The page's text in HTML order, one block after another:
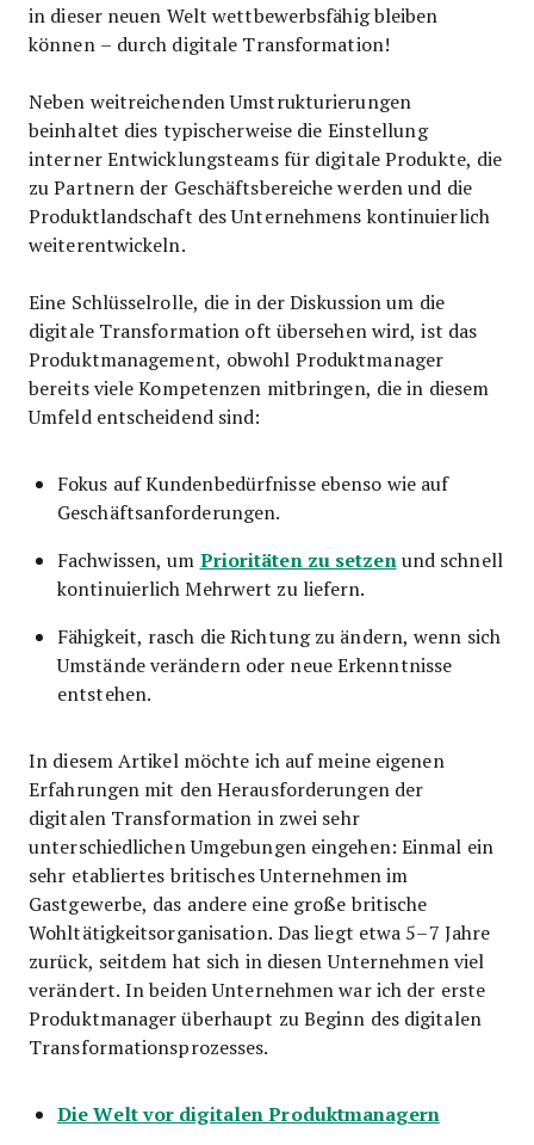
in dieser neuen Welt wettbewerbsfähig bleiben
können – durch digitale Transformation!
Neben weitreichenden Umstrukturierungen
beinhaltet dies typischerweise die Einstellung
interner Entwicklungsteams für digitale Produkte, die
zu Partnern der Geschäftsbereiche werden und die
Produktlandschaft des Unternehmens kontinuierlich
weiterentwickeln.
Eine Schlüsselrolle, die in der Diskussion um die
digitale Transformation oft übersehen wird, ist das
Produktmanagement, obwohl Produktmanager
bereits viele Kompetenzen mitbringen, die in diesem
Umfeld entscheidend sind:
Fokus auf Kundenbedürfnisse ebenso wie auf
Geschäftsanforderungen.
Fachwissen, um Prioritäten zu setzen und schnell
kontinuierlich Mehrwert zu liefern.
Fähigkeit, rasch die Richtung zu ändern, wenn sich
Umstände verändern oder neue Erkenntnisse
entstehen.
In diesem Artikel möchte ich auf meine eigenen
Erfahrungen mit den Herausforderungen der
digitalen Transformation in zwei sehr
unterschiedlichen Umgebungen eingehen: Einmal ein
sehr etabliertes britisches Unternehmen im
Gastgewerbe, das andere eine große britische
Wohltätigkeitsorganisation. Das liegt etwa 5–7 Jahre
zurück, seitdem hat sich in diesen Unternehmen viel
verändert. In beiden Unternehmen war ich der erste
Produktmanager überhaupt zu Beginn des digitalen
Transformationsprozesses.
Die Welt vor digitalen Produktmanagern